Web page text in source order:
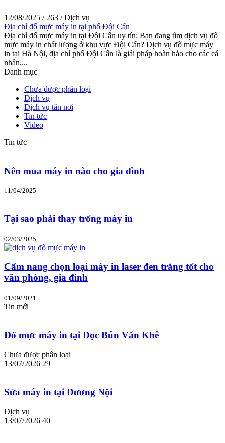
12/08/2025 / 263 /Dịch vụ
Địa chỉ đổ mực máy in tại phố Đội Cấn
Địa chỉ đổ mực máy in tại Đội Cấn uy tín: Bạn đang tìm dịch vụ đổ
mực máy in chất lượng ở khu vực Đội Cấn? Dịch vụ đổ mực máy
in tại Hà Nội, địa chỉ phố Đội Cấn là giải pháp hoàn hảo cho các cá
nhân,...
Danh mục
Chưa được phân loại
Dịch vụ
Dịch vụ tân nơi
Tin tức
Video
Tin tức
Nên mua máy in nào cho gia đình
11/04/2025
Tại sao phải thay trống máy in
02/03/2025
Cẩm nang chọn loại máy in laser đen trắng tốt cho
văn phòng, gia đình
01/09/2021
Tin mới
Đổ mực máy in tại Dọc Bún Văn Khê
Chưa được phân loại
13/07/2026 29
Sửa máy in tại Dương Nội
Dịch vụ
13/07/2026 40